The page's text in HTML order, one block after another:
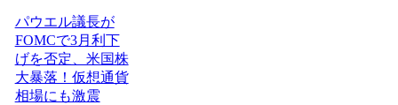
パウエル議長が
FOMCで3月利下
げを否定、米国株
大暴落！仮想通貨
相場にも激震